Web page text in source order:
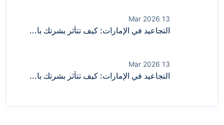
13 Mar 2026
التجاعيد في الإمارات: كيف تتأثر بشرتك با...
13 Mar 2026
التجاعيد في الإمارات: كيف تتأثر بشرتك با...